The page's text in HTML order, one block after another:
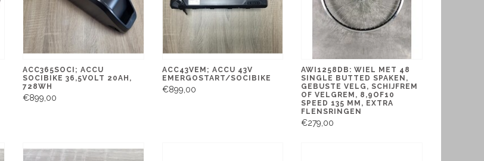
ACC365SOCI; ACCU
SOCIBIKE 36,5VOLT 20AH,
728WH
€899,00
ACC43VEM; ACCU 43V
EMERGOSTART/SOCIBIKE
€899,00
AWI1258DB: WIEL MET 48
SINGLE BUTTED SPAKEN,
GEBUSTE VELG, SCHIJFREM
OF VELGREM, 8,9OF10
SPEED 135 MM, EXTRA
FLENSRINGEN
€279,00